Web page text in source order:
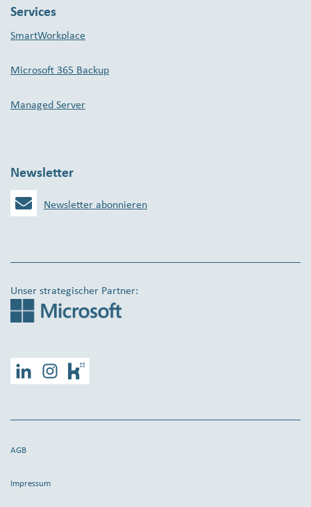
Services
SmartWorkplace
Microsoft 365 Backup
Managed Server
Newsletter
Newsletter abonnieren
Unser strategischer Partner:
LinkedInInstagramKununu
AGB
Impressum